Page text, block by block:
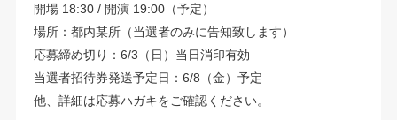
開場 18:30 / 開演 19:00（予定）
場所：都内某所（当選者のみに告知致します）
応募締め切り：6/3（日）当日消印有効
当選者招待券発送予定日：6/8（金）予定
他、詳細は応募ハガキをご確認ください。